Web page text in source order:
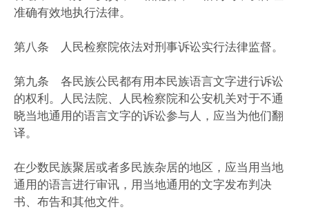
准确有效地执行法律。
第八条 人民检察院依法对刑事诉讼实行法律监督。
第九条 各民族公民都有用本民族语言文字进行诉讼
的权利。人民法院、人民检察院和公安机关对于不通
晓当地通用的语言文字的诉讼参与人，应当为他们翻
译。
在少数民族聚居或者多民族杂居的地区，应当用当地
通用的语言进行审讯，用当地通用的文字发布判决
书、布告和其他文件。